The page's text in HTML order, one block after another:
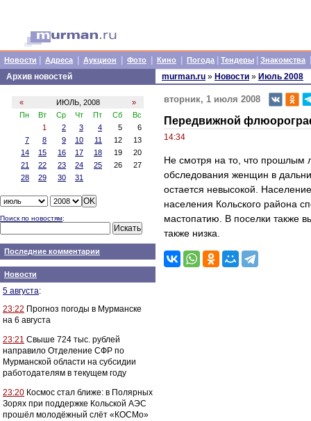
Новости Адреса Аукцион Фото Кино Погода Тендеры Знакомства
Архив новостей
« ИЮЛЬ, 2008
»
Пн
Вт Ср Чт Пт Сб
Вс
1
2 3 4 5
6
7
8 9 10 11 12
13
14
15 16 17 18 19
20
21
22 23 24 25 26
27
28
29 30 31
Поиск по новостям:
Последние комментарии
Новости
5 августа:
23:22 Прогноз погоды в Мурманске
на 6 августа
23:21 Свыше 724 тыс. рублей
направило Отделение СФР по
Мурманской области на субсидии
работодателям в текущем году
23:20 Космос стал ближе: в Полярных
Зорях при поддержке Кольской АЭС
прошёл молодёжный слёт «КОСМо»
murman.ru » Новости » Июль 2008
вторник, 1 июля 2008
Передвижной
14:34
Не смотря на то, что прошлым
обследования женщин в
остается невысокой.
населения Кольского района
мастопатию. В поселки также
также низка.